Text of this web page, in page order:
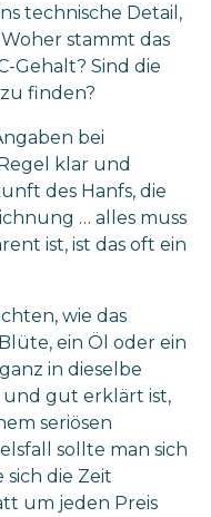
technische Detail,
stammt das
Gehalt? Sind die
finden?
bei
klar und
des Hanfs, die
… alles muss
ist, ist das oft ein
wie das
ein Öl oder ein
in dieselbe
und gut erklärt ist,
seriösen
sollte man sich
sich die Zeit
um jeden Preis